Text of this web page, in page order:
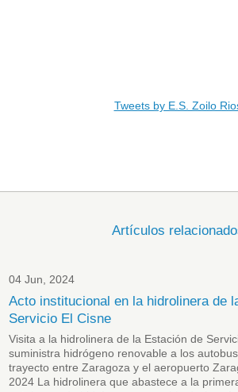
Tweets by E.S. Zoilo
Artículos
04 Jun, 2024
Acto institucional en la hidrolinera de
Servicio El Cisne
Visita a la hidrolinera de la Estación de
suministra hidrógeno renovable a los
trayecto entre Zaragoza y el aeropuerto
2024 La hidrolinera que abastece a la